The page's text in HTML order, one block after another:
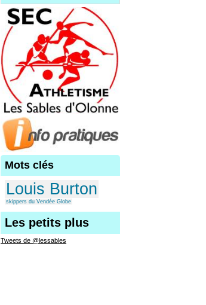
Mots clés
Louis Burton
skippers du Vendée Globe
Les petits plus
Tweets de @lessables